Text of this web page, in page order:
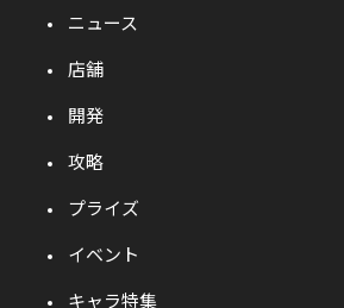
ニュース
店舗
開発
攻略
プライズ
イベント
キャラ特集